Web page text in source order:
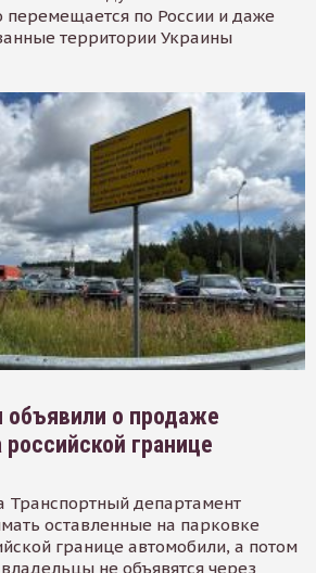
перемещается по России и даже
территории Украины
объявили о продаже
границе
Транспортный департамент
оставленные на парковке
границе автомобили, а потом
не объявятся через